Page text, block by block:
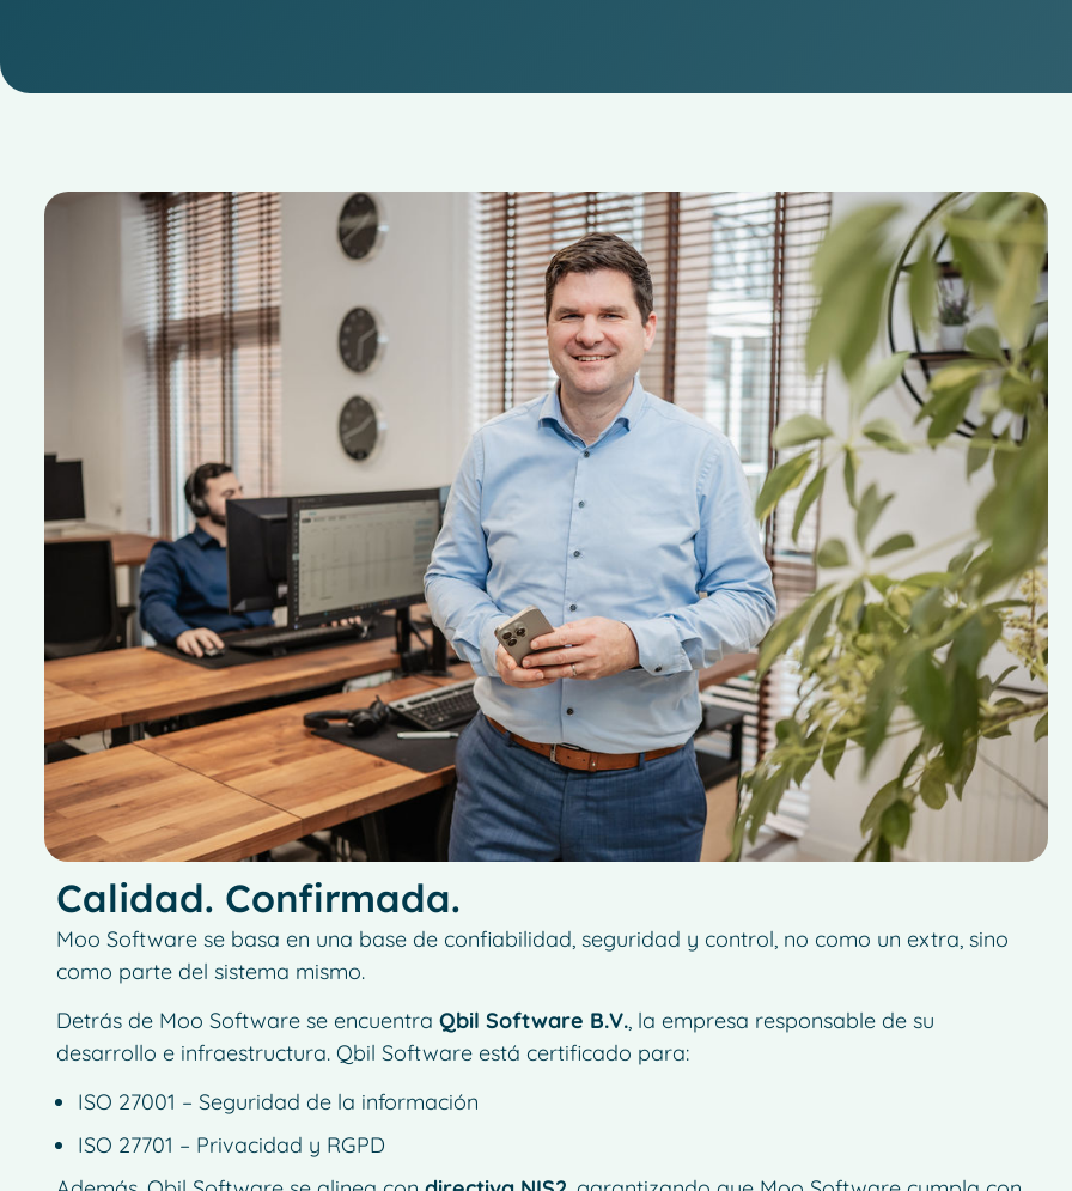
Calidad. Confirmada.
Moo Software se basa en una base de confiabilidad, seguridad y control, no como un extra, sino
como parte del sistema mismo.
Detrás de Moo Software se encuentra Qbil Software B.V., la empresa responsable de su
desarrollo e infraestructura. Qbil Software está certificado para:
ISO 27001 – Seguridad de la información
ISO 27701 – Privacidad y RGPD